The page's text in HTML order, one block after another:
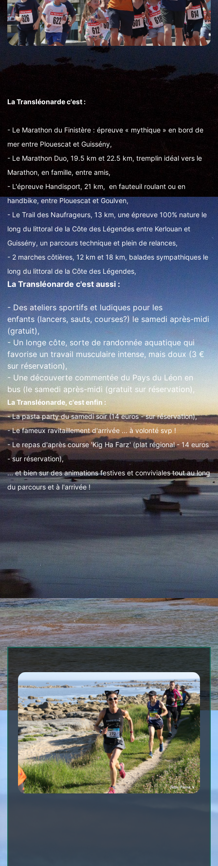
La Transléonarde c'est :
- Le Marathon du Finistère : épreuve « mythique » en bord de
mer entre Plouescat et Guissény,
- Le Marathon Duo, 19.5 km et 22.5 km, tremplin idéal vers le
Marathon, en famille, entre amis,
- L'épreuve Handisport, 21 km, en fauteuil roulant ou en
handbike, entre Plouescat et Goulven,
- Le Trail des Naufrageurs, 13 km, une épreuve 100% nature le
long du littoral de la Côte des Légendes entre Kerlouan et
Guissény, un parcours technique et plein de relances,
- 2 marches côtières, 12 km et 18 km, balades sympathiques le
long du littoral de la Côte des Légendes,
La Transléonarde c'est aussi :
- Des ateliers sportifs et ludiques pour les
enfants (lancers, sauts, courses?) le samedi après-midi
(gratuit),
- Un longe côte, sorte de randonnée aquatique qui
favorise un travail musculaire intense, mais doux (3 €
sur réservation),
- Une découverte commentée du Pays du Léon en
bus (le samedi après-midi (gratuit sur réservation),
La Transléonarde, c'est enfin :
- La pasta party du samedi soir (14 euros - sur réservation),
- Le fameux ravitaillement d'arrivée ... à volonté svp !
- Le repas d'après course 'Kig Ha Farz' (plat régional - 14 euros
- sur réservation),
... et bien sur des animations festives et conviviales tout au long
du parcours et à l'arrivée !